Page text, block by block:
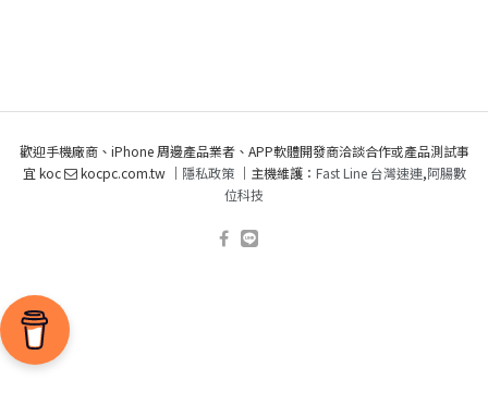
歡迎手機廠商、iPhone 周邊產品業者、APP軟體開發商洽談合作或產品測試事
宜 koc
kocpc.com.tw ｜ 隱私政策｜主機維護： Fast Line 台灣速連,阿腸數
位科技